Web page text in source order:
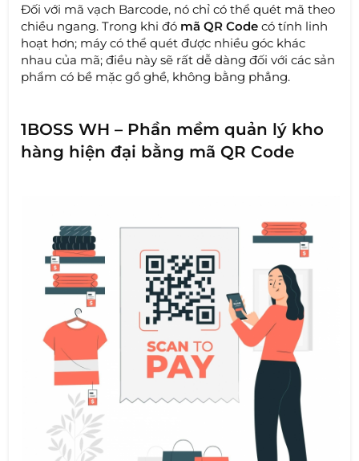
Đối với mã vạch Barcode, nó chỉ có thể quét mã theo
chiều ngang. Trong khi đó mã QR Code có tính linh
hoạt hơn; máy có thể quét được nhiều góc khác
nhau của mã; điều này sẽ rất dễ dàng đối với các sản
phẩm có bề mặc gồ ghề, không bằng phẳng.
1BOSS WH – Phần mềm quản lý kho
hàng hiện đại bằng mã QR Code